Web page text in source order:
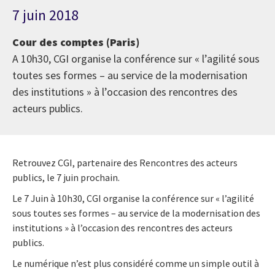
7 juin 2018
Cour des comptes (Paris)
A 10h30, CGI organise la conférence sur « l’agilité sous
toutes ses formes – au service de la modernisation
des institutions » à l’occasion des rencontres des
acteurs publics.
Retrouvez CGI, partenaire des Rencontres des acteurs
publics, le 7 juin prochain.
Le 7 Juin à 10h30, CGI organise la conférence sur « l’agilité
sous toutes ses formes – au service de la modernisation des
institutions » à l’occasion des rencontres des acteurs
publics.
Le numérique n’est plus considéré comme un simple outil à